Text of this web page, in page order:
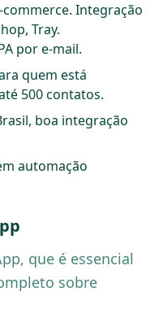
Integração
Tray.
por e-mail.
quem está
500 contatos.
boa integração
automação
que é essencial
sobre